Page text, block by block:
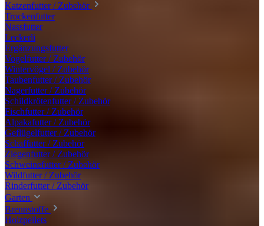
Katzenfutter / Zubehör
Trockenfutter
Nassfutter
Leckerli
Ergänzungsfutter
Vogelfutter / Zubehör
Wintervögel / Zubehör
Taubenfutter / Zubehör
Nagerfutter / Zubehör
Schildkrötenfutter / Zubehör
Fischfutter / Zubehör
Alpakafutter / Zubehör
Geflügelfutter / Zubehör
Schaffutter / Zubehör
Ziegenfutter / Zubehör
Schweinefutter / Zubehör
Wildfutter / Zubehör
Rinderfutter / Zubehör
Garten
Brennstoffe
Holzpellets